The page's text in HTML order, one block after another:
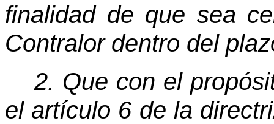
finalidad de que sea
Contralor dentro del
2. Que con el
el artículo 6 de la